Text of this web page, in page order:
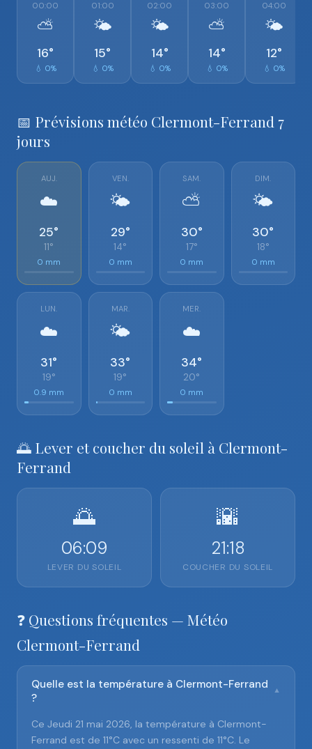
00:00
⛅
16°
💧 0%
01:00
🌤️
15°
💧 0%
02:00
🌤️
14°
💧 0%
03:00
⛅
14°
💧 0%
04:00
🌤️
12°
💧 0%
📅 Prévisions météo Clermont-Ferrand 7
jours
AUJ.
☁️
25°
11°
0 mm
VEN.
🌤️
29°
14°
0 mm
SAM.
⛅
30°
17°
0 mm
DIM.
🌤️
30°
18°
0 mm
LUN.
☁️
31°
19°
0.9 mm
MAR.
🌤️
33°
19°
0 mm
MER.
☁️
34°
20°
0 mm
🌅 Lever et coucher du soleil à Clermont-
Ferrand
🌅
06:09
LEVER DU SOLEIL
🌇
21:18
COUCHER DU SOLEIL
❓ Questions fréquentes — Météo
Clermont-Ferrand
Quelle est la température à Clermont-Ferrand
?
▼
Ce Jeudi 21 mai 2026, la température à Clermont-
Ferrand est de 11°C avec un ressenti de 11°C. Le